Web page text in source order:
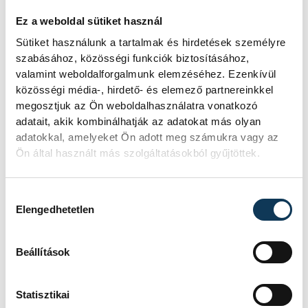
Ez a weboldal sütiket használ
Sütiket használunk a tartalmak és hirdetések személyre
szabásához, közösségi funkciók biztosításához,
valamint weboldalforgalmunk elemzéséhez. Ezenkívül
közösségi média-, hirdető- és elemező partnereinkkel
megosztjuk az Ön weboldalhasználatra vonatkozó
adatait, akik kombinálhatják az adatokat más olyan
adatokkal, amelyeket Ön adott meg számukra vagy az
Ön által használt más szolgáltatásokból gyűjtöttek.
Elengedhetetlen
Beállítások
Statisztikai
Hatalmas meglepetésként értékelték
az elemzők a júliusi, 1,2 százalékos
inflációs adatot.
Sorra kerülnek elő
világháborús leletek az
alacsony Dunából
A folyó rekordalacsony vízállása miatt
világháborús német DKW NZ 350-1
máshol pedig egy közel féltonnás brit